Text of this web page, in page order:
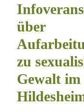
über
zu
Gewalt